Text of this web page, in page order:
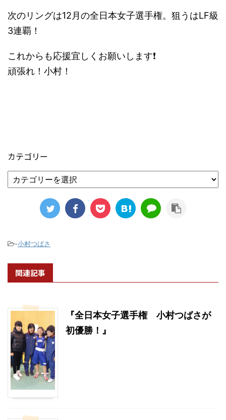
次のリングは12月の全日本女子選手権。狙うはLF級
3連覇！
これからも応援宜しくお願いします❗
頑張れ！小村！
カテゴリー
-小村つばさ
関連記事
『全日本女子選手権 小村つばさが
初優勝！』